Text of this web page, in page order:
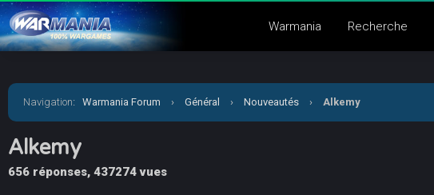
Warmania Recherche
Navigation: Warmania Forum › Général › Nouveautés › Alkemy
Alkemy
656 réponses, 437274 vues